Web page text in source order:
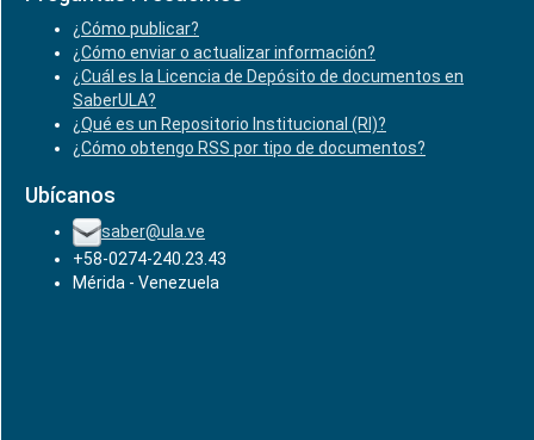
¿Cómo publicar?
¿Cómo enviar o actualizar información?
¿Cuál es la Licencia de Depósito de documentos en
SaberULA?
¿Qué es un Repositorio Institucional (RI)?
¿Cómo obtengo RSS por tipo de documentos?
Ubícanos
saber@ula.ve
+58-0274-240.23.43
Mérida - Venezuela